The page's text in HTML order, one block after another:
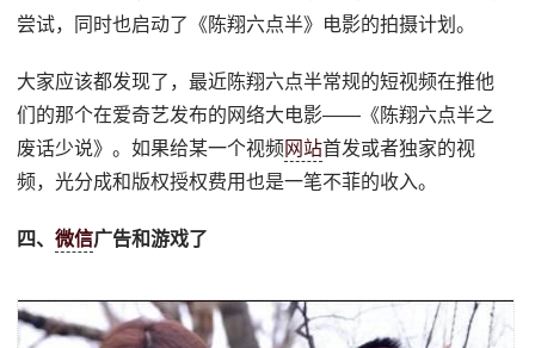
尝试，同时也启动了《陈翔六点半》电影的拍摄计划。
大家应该都发现了，最近陈翔六点半常规的短视频在推他
们的那个在爱奇艺发布的网络大电影——《陈翔六点半之
废话少说》。如果给某一个视频 网站首发或者独家的视
频，光分成和版权授权费用也是一笔不菲的收入。
四、微信广告和游戏了